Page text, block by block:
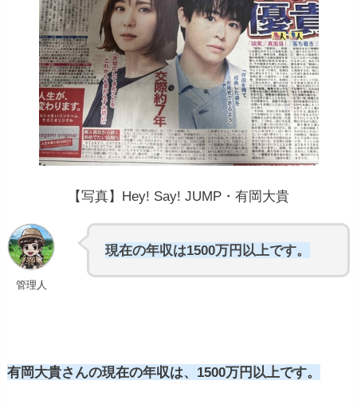
【写真】Hey! Say! JUMP・有岡大貴
管理人
現在の年収は1500万円以上です。
有岡大貴さんの現在の年収は、1500万円以上です。